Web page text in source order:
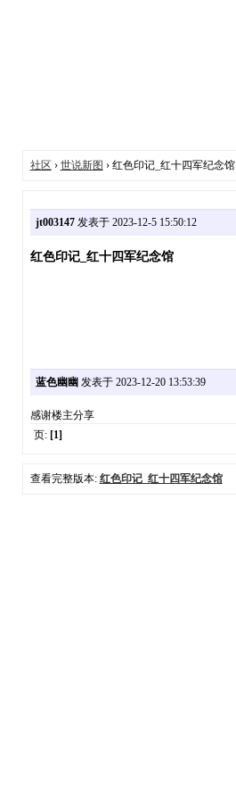
社区› 世说新图 › 红色印记_红十四军纪念馆
jt003147发表于 2023-12-5 15:50:12
红色印记_红十四军纪念馆
蓝色幽幽 发表于 2023-12-20 13:53:39
感谢楼主分享
页: [1]
查看完整版本: 红色印记_红十四军纪念馆